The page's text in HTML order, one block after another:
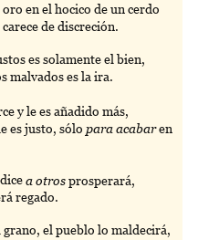
en el hocico de un cerdo
de discreción.
es solamente el bien,
malvados es la ira.
y le es añadido más,
es justo, sólopara acabaren
a otrosprosperará,
regado.
grano, el pueblo lo maldecirá,